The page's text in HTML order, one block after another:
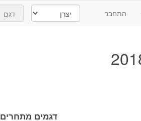
התחבר
דגמים מתחרים